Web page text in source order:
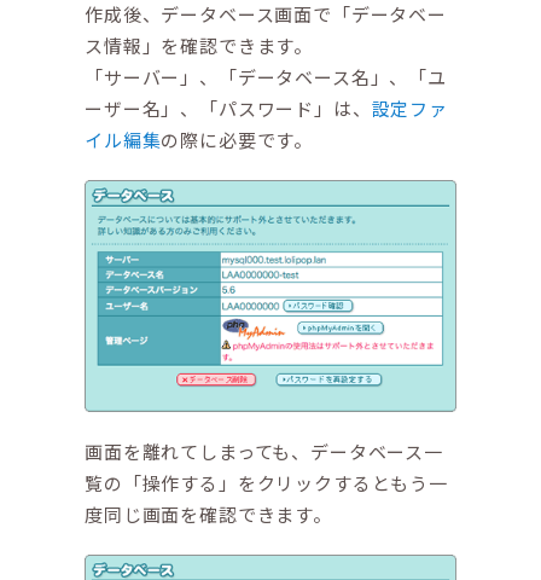
作成後、データベース画面で「データベー
ス情報」を確認できます。
「サーバー」、「データベース名」、「ユ
ーザー名」、「パスワード」は、 設定ファ
イル編集の際に必要です。
画面を離れてしまっても、データベース一
覧の「操作する」をクリックするともう一
度同じ画面を確認できます。